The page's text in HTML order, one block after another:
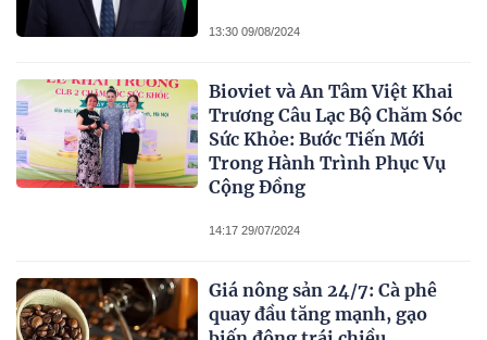
13:30 09/08/2024
Bioviet và An Tâm Việt Khai
Trương Câu Lạc Bộ Chăm Sóc
Sức Khỏe: Bước Tiến Mới
Trong Hành Trình Phục Vụ
Cộng Đồng
14:17 29/07/2024
Giá nông sản 24/7: Cà phê
quay đầu tăng mạnh, gạo